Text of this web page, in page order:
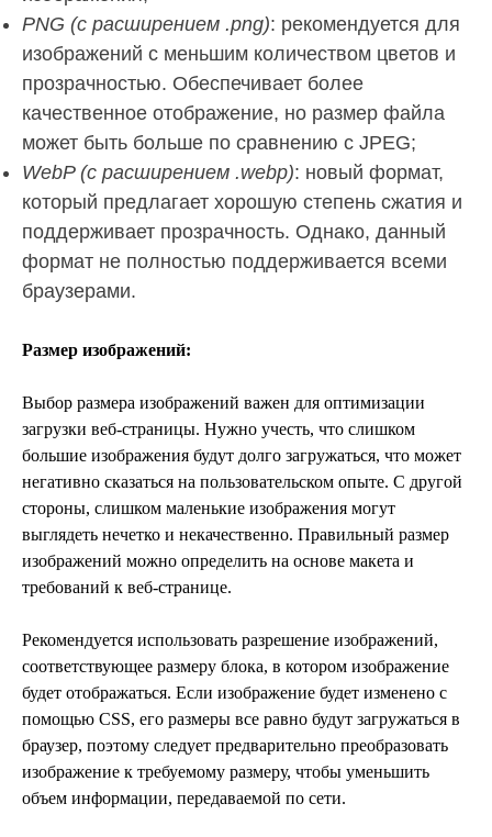
PNG (с расширением .png): рекомендуется для
изображений с меньшим количеством цветов и
прозрачностью. Обеспечивает более
качественное отображение, но размер файла
может быть больше по сравнению с JPEG;
WebP (с расширением .webp): новый формат,
который предлагает хорошую степень сжатия и
поддерживает прозрачность. Однако, данный
формат не полностью поддерживается всеми
браузерами.
Размер изображений:
Выбор размера изображений важен для оптимизации
загрузки веб-страницы. Нужно учесть, что слишком
большие изображения будут долго загружаться, что может
негативно сказаться на пользовательском опыте. С другой
стороны, слишком маленькие изображения могут
выглядеть нечетко и некачественно. Правильный размер
изображений можно определить на основе макета и
требований к веб-странице.
Рекомендуется использовать разрешение изображений,
соответствующее размеру блока, в котором изображение
будет отображаться. Если изображение будет изменено с
помощью CSS, его размеры все равно будут загружаться в
браузер, поэтому следует предварительно преобразовать
изображение к требуемому размеру, чтобы уменьшить
объем информации, передаваемой по сети.